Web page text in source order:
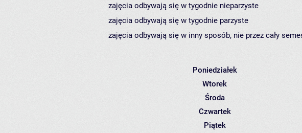
zajęcia odbywają się w tygodnie nieparzyste
zajęcia odbywają się w tygodnie parzyste
zajęcia odbywają się w inny sposób, nie przez cały
Poniedziałek
Wtorek
Środa
Czwartek
Piątek